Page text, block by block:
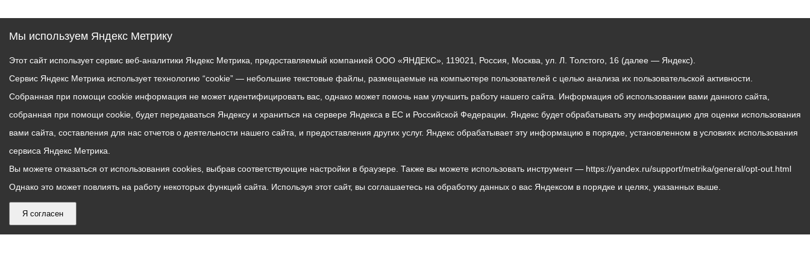
Мы используем Яндекс Метрику
Этот сайт использует сервис веб-аналитики Яндекс Метрика, предоставляемый компанией ООО «ЯНДЕКС», 119021, Россия, Москва, ул. Л. Толстого, 16 (далее — Яндекс).
Сервис Яндекс Метрика использует технологию “cookie” — небольшие текстовые файлы, размещаемые на компьютере пользователей с целью анализа их пользовательской активности.
Собранная при помощи cookie информация не может идентифицировать вас, однако может помочь нам улучшить работу нашего сайта. Информация об использовании вами данного сайта,
собранная при помощи cookie, будет передаваться Яндексу и храниться на сервере Яндекса в ЕС и Российской Федерации. Яндекс будет обрабатывать эту информацию для оценки использования
вами сайта, составления для нас отчетов о деятельности нашего сайта, и предоставления других услуг. Яндекс обрабатывает эту информацию в порядке, установленном в условиях использования
сервиса Яндекс Метрика.
Вы можете отказаться от использования cookies, выбрав соответствующие настройки в браузере. Также вы можете использовать инструмент — https://yandex.ru/support/metrika/general/opt-out.html
Однако это может повлиять на работу некоторых функций сайта. Используя этот сайт, вы соглашаетесь на обработку данных о вас Яндексом в порядке и целях, указанных выше.
Я согласен